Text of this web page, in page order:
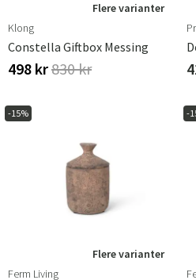
Flere varianter
Klong
Constella Giftbox Messing
498 kr830 kr
-15%
Flere varianter
Ferm Living
-